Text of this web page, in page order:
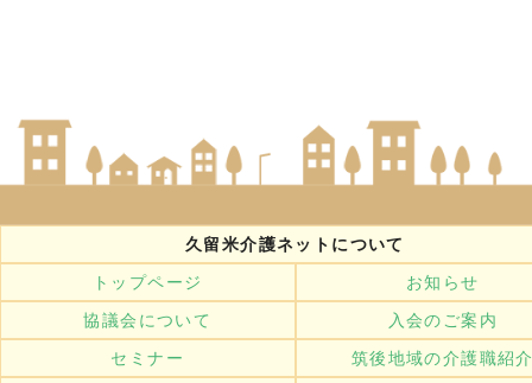
久留米介護ネットについて
トップページ
お知らせ
協議会について
入会のご案内
セミナー
筑後地域の介護職紹